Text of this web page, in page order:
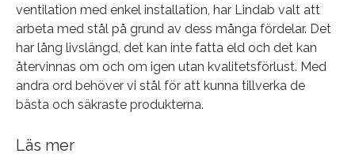
ventilation med enkel installation, har Lindab valt att
arbeta med stål på grund av dess många fördelar. Det
har lång livslängd, det kan inte fatta eld och det kan
återvinnas om och om igen utan kvalitetsförlust. Med
andra ord behöver vi stål för att kunna tillverka de
bästa och säkraste produkterna.
Läs mer